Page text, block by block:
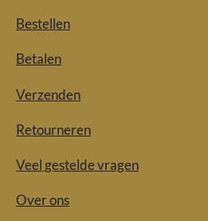
Bestellen
Betalen
Verzenden
Retourneren
Veel gestelde vragen
Over ons